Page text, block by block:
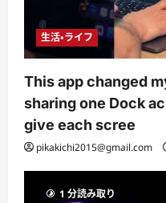
生活・ライフ
This app changed
sharing one Dock
give each scree
pikakichi2015@gmail.com
1 分読み取り